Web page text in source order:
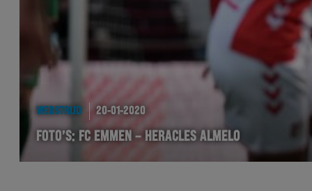
WEDSTRIJD 20-01-2020
FOTO’S: FC EMMEN – HERACLES ALMELO